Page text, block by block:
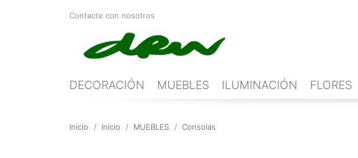
Contacte con nosotros
DECORACIÓN
MUEBLES ILUMINACIÓN FLORES
Inicio Inicio MUEBLES Consolas